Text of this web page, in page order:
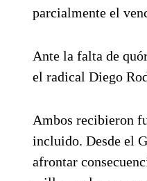
parcialmente el
Ante la falta de
el radical Diego
Ambos recibieron
incluido. Desde el
afrontar